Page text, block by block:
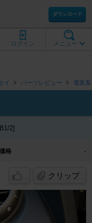
ダウンロード
メニュー
ログイン
イ パーツレビュー 電装系
2]
格 -
クリップ